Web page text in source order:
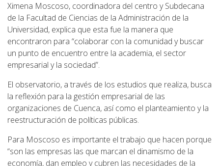
Ximena Moscoso, coordinadora del centro y Subdecana
de la Facultad de Ciencias de la Administración de la
Universidad, explica que esta fue la manera que
encontraron para “colaborar con la comunidad y buscar
un punto de encuentro entre la academia, el sector
empresarial y la sociedad”.
El observatorio, a través de los estudios que realiza, busca
la reflexión para la gestión empresarial de las
organizaciones de Cuenca, así como el planteamiento y la
reestructuración de políticas públicas.
Para Moscoso es importante el trabajo que hacen porque
“son las empresas las que marcan el dinamismo de la
economía, dan empleo y cubren las necesidades de la